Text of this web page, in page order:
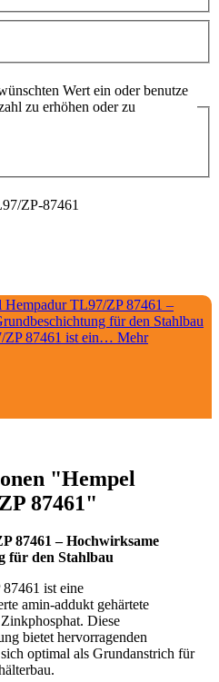
Wert ein oder benutze
zu erhöhen oder zu
ZP-87461
Hempadur TL97/ZP 87461 –
für den Stahlbau
ZP 87461 ist ein… Mehr
"Hempel
87461"
87461 – Hochwirksame
für den Stahlbau
ist eine
amin-addukt gehärtete
Diese
bietet hervorragenden
optimal als Grundanstrich für